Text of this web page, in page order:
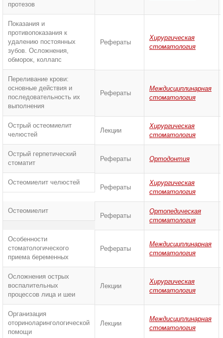
протезов
Показания и
противопоказания к
удалению постоянных
зубов. Осложнения,
обморок, коллапс
Рефераты
Хирургическая
стоматология
Переливание крови:
основные действия и
последовательность их
выполнения
Рефераты
Междисциплинарная
стоматология
Острый остеомиелит
челюстей
Лекции
Хирургическая
стоматология
Острый герпетический
стоматит
Рефераты Ортодонтия
Остеомиелит челюстей
Рефераты
Хирургическая
стоматология
Остеомиелит
Рефераты
Ортопедическая
стоматология
Особенности
стоматологического
приема беременных
Рефераты
Междисциплинарная
стоматология
Осложнения острых
воспалительных
процессов лица и шеи
Лекции
Хирургическая
стоматология
Организация
оториноларингологической
помощи
Лекции
Междисциплинарная
стоматология